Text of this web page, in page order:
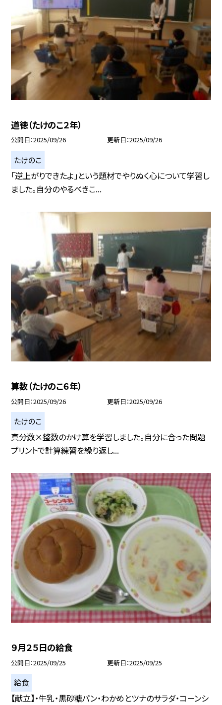
道徳（たけのこ２年）
公開日 2025/09/26 更新日 2025/09/26
たけのこ
「逆上がりできたよ」という題材でやりぬく心について学習し
ました。自分のやるべきこ...
算数（たけのこ６年）
公開日 2025/09/26 更新日 2025/09/26
たけのこ
真分数×整数のかけ算を学習しました。自分に合った問題
プリントで計算練習を繰り返し...
９月２５日の給食
公開日 2025/09/25 更新日 2025/09/25
給食
【献立】・牛乳・黒砂糖パン・わかめとツナのサラダ・コーンシ